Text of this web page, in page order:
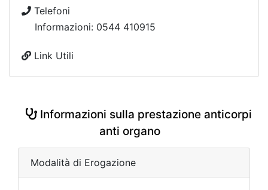
Telefoni
Informazioni: 0544 410915
Link Utili
Informazioni sulla prestazione anticorpi
anti organo
Modalità di Erogazione